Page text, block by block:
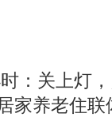
：关上灯
家养老住